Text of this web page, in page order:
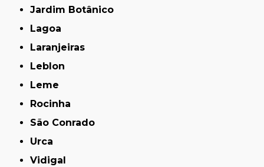
Jardim Botânico
Lagoa
Laranjeiras
Leblon
Leme
Rocinha
São Conrado
Urca
Vidigal